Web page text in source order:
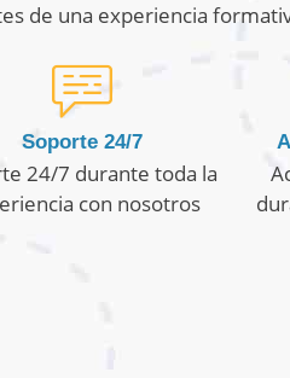
de una experiencia
Soporte 24/7
24/7 durante toda la
con nosotros